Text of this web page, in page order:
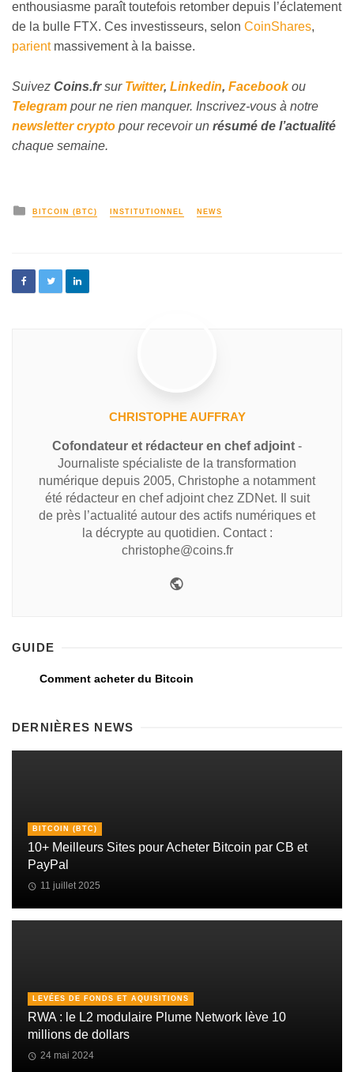
enthousiasme paraît toutefois retomber depuis l’éclatement
de la bulle FTX. Ces investisseurs, selon CoinShares,
parientmassivement à la baisse.
Suivez Coins.frsur Twitter, Linkedin, Facebookou
Telegram pour ne rien manquer. Inscrivez-vous à notre
newsletter crypto pour recevoir un résumé de l’actualité
chaque semaine.
BITCOIN (BTC) INSTITUTIONNEL NEWS
CHRISTOPHE AUFFRAY
Cofondateur et rédacteur en chef adjoint -
Journaliste spécialiste de la transformation
numérique depuis 2005, Christophe a notamment
été rédacteur en chef adjoint chez ZDNet. Il suit
de près l’actualité autour des actifs numériques et
la décrypte au quotidien. Contact :
christophe@coins.fr
GUIDE
Comment acheter du Bitcoin
DERNIÈRES NEWS
BITCOIN (BTC)
10+ Meilleurs Sites pour Acheter Bitcoin par CB et
PayPal
11 juillet 2025
LEVÉES DE FONDS ET AQUISITIONS
RWA : le L2 modulaire Plume Network lève 10
millions de dollars
24 mai 2024